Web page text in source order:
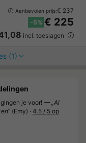
Aanbevolen prijs:€ 237
-5% € 225
incl. toeslagen
(1)
je voor! —„Al
(Emy) · 4.5 / 5 op